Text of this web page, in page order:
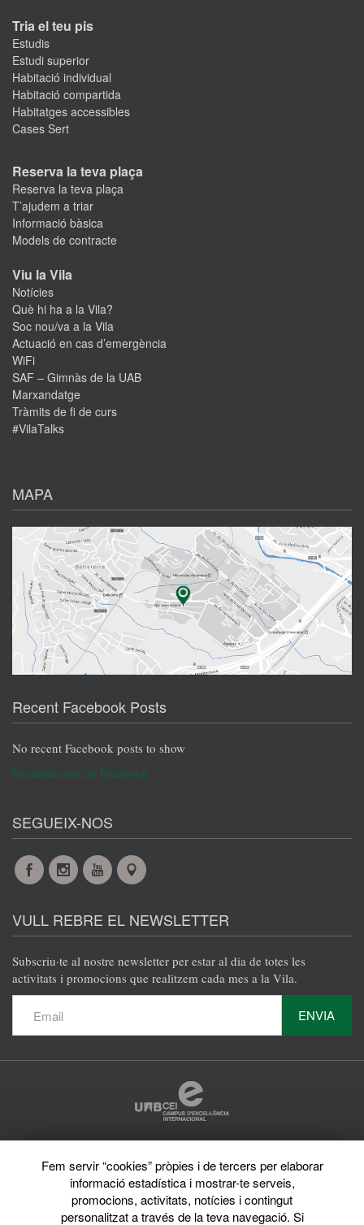
Tria el teu pis
Estudis
Estudi superior
Habitació individual
Habitació compartida
Habitatges accessibles
Cases Sert
Reserva la teva plaça
Reserva la teva plaça
T’ajudem a triar
Informació bàsica
Models de contracte
Viu la Vila
Notícies
Què hi ha a la Vila?
Soc nou/va a la Vila
Actuació en cas d’emergència
WiFi
SAF – Gimnàs de la UAB
Marxandatge
Tràmits de fi de curs
#VilaTalks
MAPA
Recent Facebook Posts
No recent Facebook posts to show
Encuéntranos en Facebook
SEGUEIX-NOS
FacebookInstagram
YouTubeMaps
VULL REBRE EL NEWSLETTER
Subscriu·te al nostre newsletter per estar al dia de totes les
activitats i promocions que realitzem cada mes a la Vila.
ENVIA
Avís legal
Privacy policy
Sobre el web
Directori de la UAB
Fem servir “cookies” pròpies i de tercers per elaborar
informació estadística i mostrar-te serveis,
promocions, activitats, notícies i contingut
personalitzat a través de la teva navegació. Si